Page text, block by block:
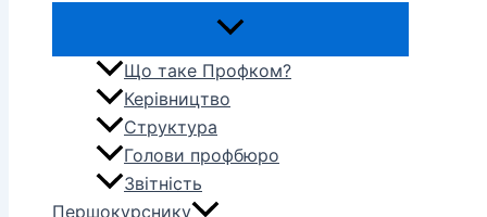
Що таке Профком?
Керівництво
Структура
Голови профбюро
Звітність
Першокурснику